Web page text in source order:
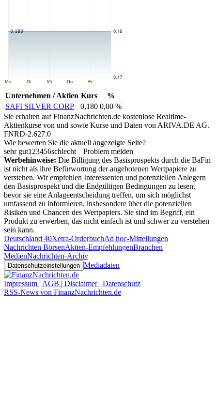
Unternehmen / Aktien Kurs
%
SAFI SILVER CORP
0,180 0,00 %
Sie erhalten auf FinanzNachrichten.de kostenlose Realtime-
Aktienkurse von und sowie Kurse und Daten von ARIVA.DE AG.
FNRD-2.627.0
Wie bewerten Sie die aktuell angezeigte Seite?
sehr gut1 23456schlecht
Problem melden
Werbehinweise: Die Billigung des Basisprospekts durch die BaFin
ist nicht als ihre Befürwortung der angebotenen Wertpapiere zu
verstehen. Wir empfehlen Interessenten und potenziellen Anlegern
den Basisprospekt und die Endgültigen Bedingungen zu lesen,
bevor sie eine Anlageentscheidung treffen, um sich möglichst
umfassend zu informieren, insbesondere über die potenziellen
Risiken und Chancen des Wertpapiers. Sie sind im Begriff, ein
Produkt zu erwerben, das nicht einfach ist und schwer zu verstehen
sein kann.
Deutschland 40Xetra-OrderbuchAd hoc-Mitteilungen
Nachrichten BörsenAktien-EmpfehlungenBranchen
MedienNachrichten-Archiv
Datenschutzeinstellungen Mediadaten
Impressum | AGB | Disclaimer | Datenschutz
RSS-News von FinanzNachrichten.de